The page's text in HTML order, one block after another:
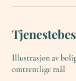
Illustrasjon av
omtrentlige mål